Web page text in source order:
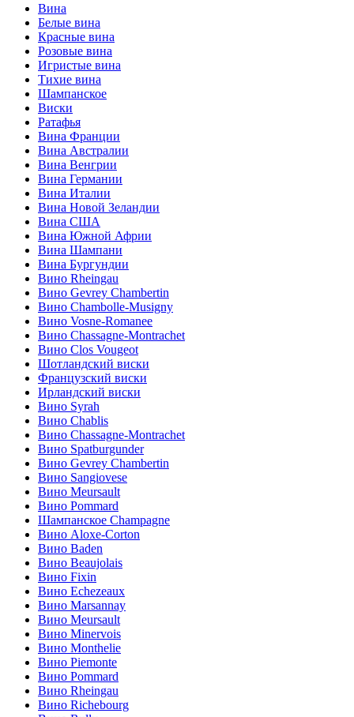
Вина
Белые вина
Красные вина
Розовые вина
Игристые вина
Тихие вина
Шампанское
Виски
Ратафья
Вина Франции
Вина Австралии
Вина Венгрии
Вина Германии
Вина Италии
Вина Новой Зеландии
Вина США
Вина Южной Африи
Вина Шампани
Вина Бургундии
Вино Rheingau
Вино Gevrey Chambertin
Вино Chambolle-Musigny
Вино Vosne-Romanee
Вино Chassagne-Montrachet
Вино Clos Vougeot
Шотландский виски
Французский виски
Ирландский виски
Вино Syrah
Вино Chablis
Вино Chassagne-Montrachet
Вино Spatburgunder
Вино Gevrey Chambertin
Вино Sangiovese
Вино Meursault
Вино Pommard
Шампанское Champagne
Вино Aloxe-Corton
Вино Baden
Вино Beaujolais
Вино Fixin
Вино Echezeaux
Вино Marsannay
Вино Meursault
Вино Minervois
Вино Monthelie
Вино Piemonte
Вино Pommard
Вино Rheingau
Вино Richebourg